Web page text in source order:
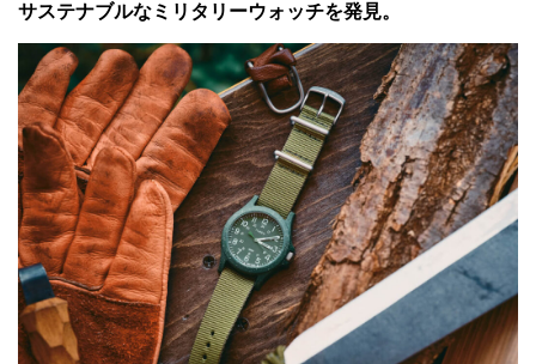
サステナブルなミリタリーウォッチを発見。